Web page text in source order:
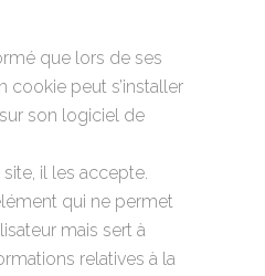
que lors de ses
cookie peut s’installer
son logiciel de
il les accepte.
qui ne permet
mais sert à
relatives à la